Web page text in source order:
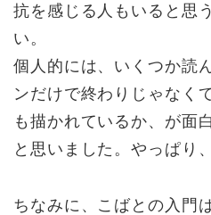
抗を感じる人もいると思
い。
個人的には、いくつか読
ンだけで終わりじゃなく
も描かれているか、が面
と思いました。やっぱり
ちなみに、こばとの入門